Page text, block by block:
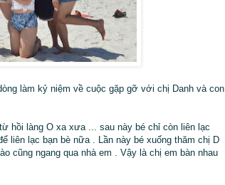
làm kỷ niệm về cuộc gặp gỡ với chị Danh và con
hồi làng O xa xưa ... sau này bé chỉ còn liên lạc
liên lạc bạn bè nữa . Lần này bé xuống thăm chị D
cũng ngang qua nhà em . Vậy là chị em bàn nhau